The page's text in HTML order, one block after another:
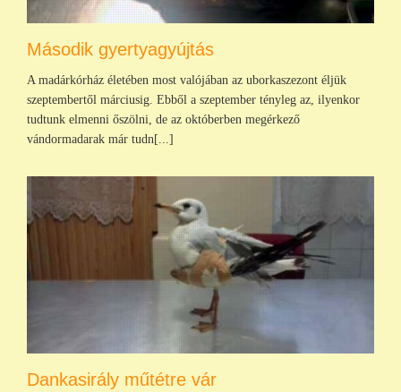
Második gyertyagyújtás
A madárkórház életében most valójában az uborkaszezont éljük
szeptembertől márciusig. Ebből a szeptember tényleg az, ilyenkor
tudtunk elmenni őszölni, de az októberben megérkező
vándormadarak már tudn[...]
Dankasirály műtétre vár